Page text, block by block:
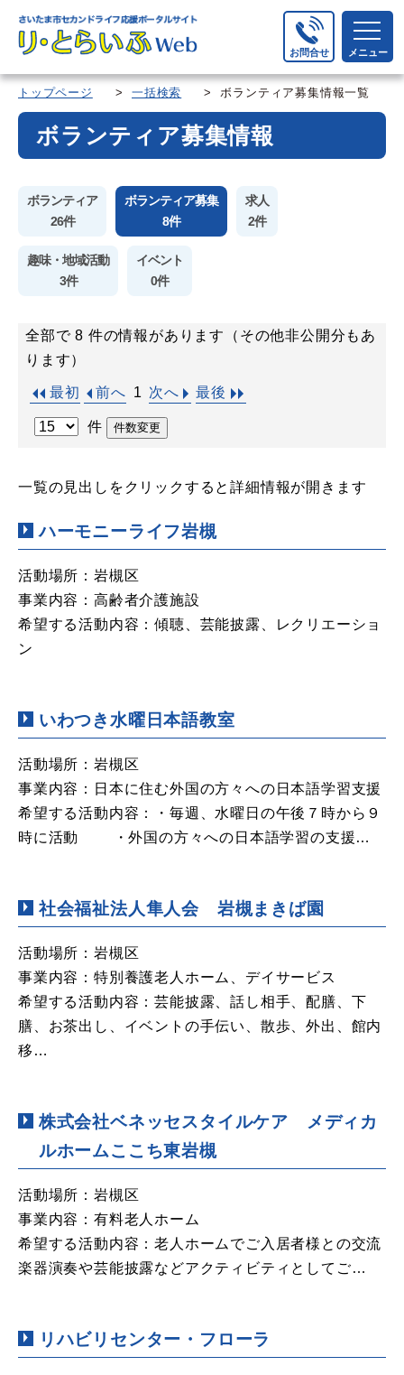
お問合せ メニュー
トップページ >一括検索 > ボランティア募集情報一覧
ボランティア募集情報
ボランティア
26件
ボランティア募集
8件
求人
2件
趣味・地域活動
3件
イベント
0件
全部で 8 件の情報があります（その他非公開分もあ
ります）
最初 前へ 1 次へ 最後
件 件数変更
一覧の見出しをクリックすると詳細情報が開きます
ハーモニーライフ岩槻
活動場所：岩槻区
事業内容：高齢者介護施設
希望する活動内容：傾聴、芸能披露、レクリエーショ
ン
いわつき水曜日本語教室
活動場所：岩槻区
事業内容：日本に住む外国の方々への日本語学習支援
希望する活動内容：・毎週、水曜日の午後７時から９
時に活動 ・外国の方々への日本語学習の支援…
社会福祉法人隼人会 岩槻まきば園
活動場所：岩槻区
事業内容：特別養護老人ホーム、デイサービス
希望する活動内容：芸能披露、話し相手、配膳、下
膳、お茶出し、イベントの手伝い、散歩、外出、館内
移…
株式会社ベネッセスタイルケア メディカ
ルホームここち東岩槻
活動場所：岩槻区
事業内容：有料老人ホーム
希望する活動内容：老人ホームでご入居者様との交流
楽器演奏や芸能披露などアクティビティとしてご…
リハビリセンター・フローラ